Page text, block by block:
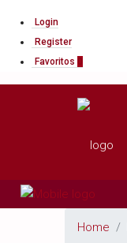
Login
Register
Favoritos
Home